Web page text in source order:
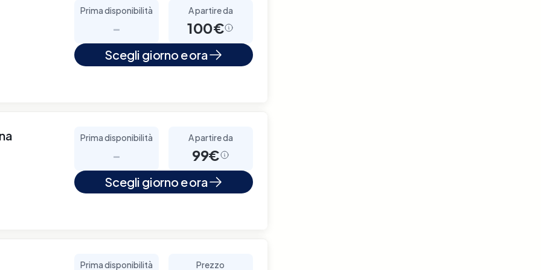
Prima disponibilità
-
A partire da
100€
Scegli giorno e ora
Prima disponibilità
-
A partire da
99€
Scegli giorno e ora
Prima disponibilità Prezzo